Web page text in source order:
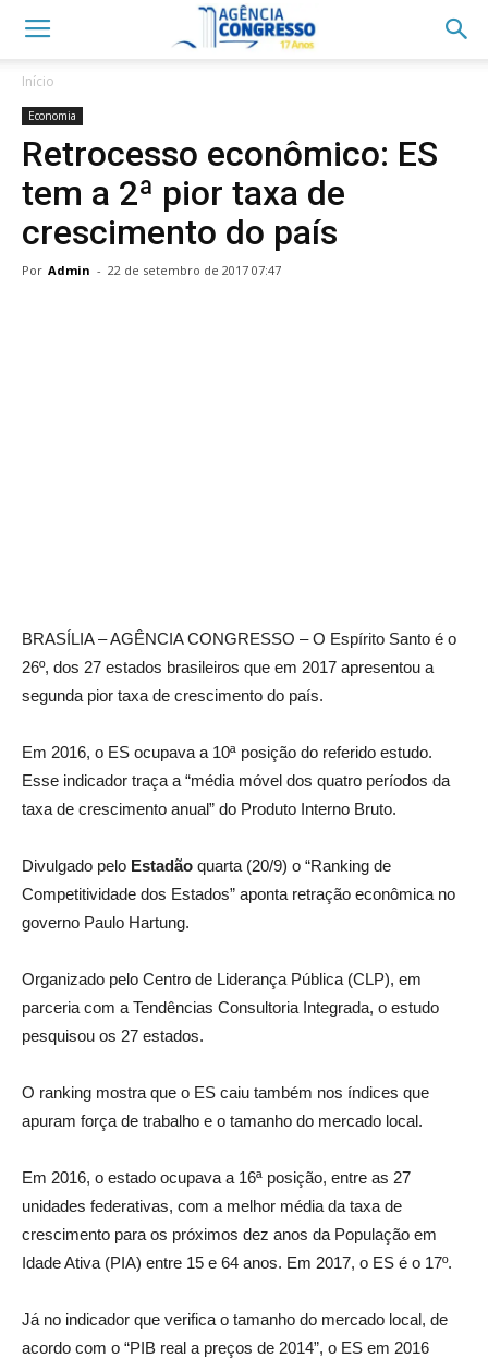
Início
Economia
Retrocesso econômico: ES
tem a 2ª pior taxa de
crescimento do país
Por Admin - 22 de setembro de 2017 07:47
BRASÍLIA – AGÊNCIA CONGRESSO – O Espírito Santo é o
26º, dos 27 estados brasileiros que em 2017 apresentou a
segunda pior taxa de crescimento do país.
Em 2016, o ES ocupava a 10ª posição do referido estudo.
Esse indicador traça a “média móvel dos quatro períodos da
taxa de crescimento anual” do Produto Interno Bruto.
Divulgado pelo Estadão quarta (20/9) o “Ranking de
Competitividade dos Estados” aponta retração econômica no
governo Paulo Hartung.
Organizado pelo Centro de Liderança Pública (CLP), em
parceria com a Tendências Consultoria Integrada, o estudo
pesquisou os 27 estados.
O ranking mostra que o ES caiu também nos índices que
apuram força de trabalho e o tamanho do mercado local.
Em 2016, o estado ocupava a 16ª posição, entre as 27
unidades federativas, com a melhor média da taxa de
crescimento para os próximos dez anos da População em
Idade Ativa (PIA) entre 15 e 64 anos. Em 2017, o ES é o 17º.
Já no indicador que verifica o tamanho do mercado local, de
acordo com o “PIB real a preços de 2014”, o ES em 2016